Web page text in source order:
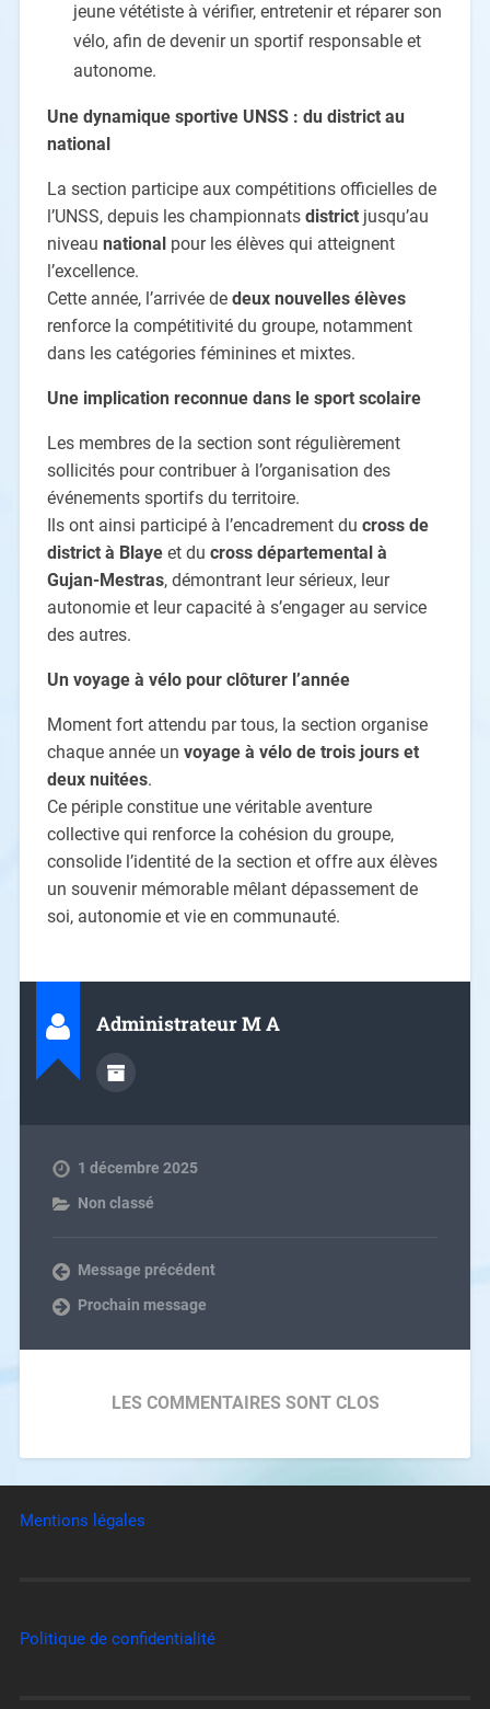
jeune vététiste à vérifier, entretenir et réparer son
vélo, afin de devenir un sportif responsable et
autonome.
Une dynamique sportive UNSS : du district au
national
La section participe aux compétitions officielles de
l’UNSS, depuis les championnats districtjusqu’au
niveau national pour les élèves qui atteignent
l’excellence.
Cette année, l’arrivée de deux nouvelles él èves
renforce la compétitivité du groupe, notamment
dans les catégories féminines et mixtes.
Une implication reconnue dans le sport scolaire
Les membres de la section sont régulièrement
sollicités pour contribuer à l’organisation des
événements sportifs du territoire.
Ils ont ainsi participé à l’encadrement du cross de
district à Blayeet du cross départemental à
Gujan-Mestras, démontrant leur sérieux, leur
autonomie et leur capacité à s’engager au service
des autres.
Un voyage à vélo pour clôturer l ’année
Moment fort attendu par tous, la section organise
chaque année un voyage à vélo de trois jours et
deux nuitées.
Ce périple constitue une véritable aventure
collective qui renforce la cohésion du groupe,
consolide l’identité de la section et offre aux élèves
un souvenir mémorable mêlant dépassement de
soi, autonomie et vie en communauté.
Administrateur M A
1 décembre 2025
Non classé
Message précédent
Prochain message
LES COMMENTAIRES SONT CLOS
Mentions légales
Politique de confidentialité